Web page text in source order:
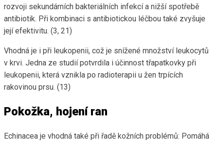
rozvoji sekundárních bakteriálních infekcí a nižší spotřebě
antibiotik. Při kombinaci s antibiotickou léčbou také zvyšuje
její efektivitu. (3, 21)
Vhodná je i při leukopenii, což je snížené množství leukocytů
v krvi. Jedna ze studií potvrdila i účinnost třapatkovky při
leukopenii, která vznikla po radioterapii u žen trpících
rakovinou prsu. (13)
Pokožka, hojení ran
Echinacea je vhodná také při řadě kožních problémů: Pomáhá